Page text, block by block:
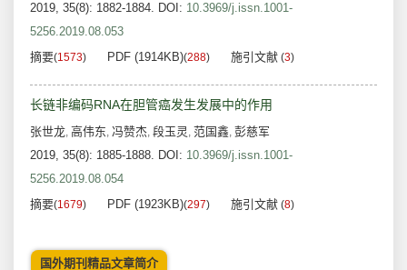
2019, 35(8): 1882-1884. DOI: 10.3969/j.issn.1001-
5256.2019.08.053
摘要(1573) PDF (1914KB)(288) 施引文献 (3)
长链非编码RNA在胆管癌发生发展中的作用
张世龙, 高伟东, 冯赞杰, 段玉灵 , 范国鑫, 彭慈军
2019, 35(8): 1885-1888. DOI: 10.3969/j.issn.1001-
5256.2019.08.054
摘要(1679) PDF (1923KB)(297) 施引文献 (8)
国外期刊精品文章简介